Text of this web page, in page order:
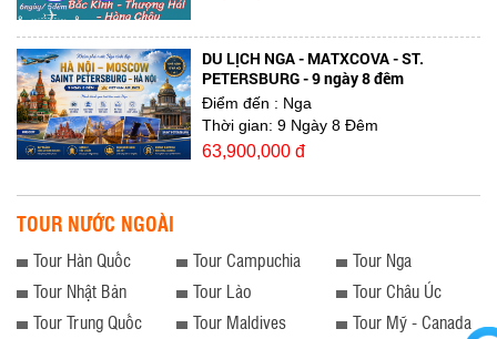
DU LỊCH NGA - MATXCOVA - ST.
PETERSBURG - 9 ngày 8 đêm
Điểm đến : Nga
Thời gian: 9 Ngày 8 Đêm
63,900,000 đ
TOUR NƯỚC NGOÀI
Tour Hàn Quốc
Tour Nhật Bản
Tour Trung Quốc
Tour Campuchia
Tour Lào
Tour Maldives
Tour Nga
Tour Châu Úc
Tour Mỹ - Canada